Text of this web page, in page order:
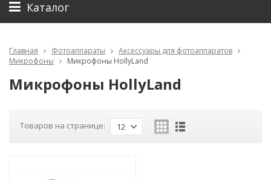
Каталог
Главная Фотоаппараты
Аксессуары для фотоаппаратов
Микрофоны
Микрофоны HollyLand
Микрофоны HollyLand
Товаров на странице: 12